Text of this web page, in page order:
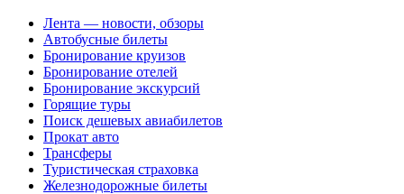
Лента — новости, обзоры
Автобусные билеты
Бронирование круизов
Бронирование отелей
Бронирование экскурсий
Горящие туры
Поиск дешевых авиабилетов
Прокат авто
Трансферы
Туристическая страховка
Железнодорожные билеты